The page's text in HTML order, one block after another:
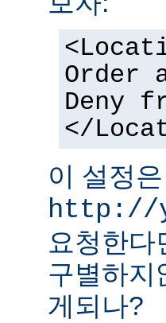
Order
Deny
</
이 설정은
http://
요청한
구별하지
게되나?